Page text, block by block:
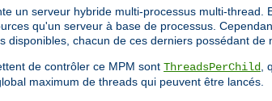
un serveur hybride multi-processus multi-
qu'un serveur à base de processus.
disponibles, chacun de ces derniers possédant de
de contrôler ce MPM sont ThreadsPerChild,
maximum de threads qui peuvent être lancés.